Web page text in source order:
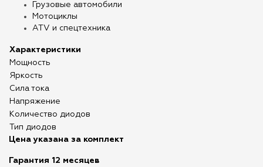
Грузовые автомобили
Мотоциклы
ATV и спецтехника
Характеристики
Мощность
Яркость
Сила тока
Напряжение
Количество диодов
Тип диодов
Цена указана за комплект
Гарантия 12 месяцев